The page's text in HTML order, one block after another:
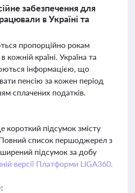
забезпечення для
в Україні та
пропорційно рокам
кожній країні. Україна та
інформацією, що
пенсію за кожен період
сплачених податків.
підсумок змісту
Повний список першоджерел з
підсумок за добу
версії Платформи LIGA360.